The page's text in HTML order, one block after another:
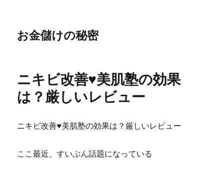
お金儲けの秘密
ニキビ改善♥美肌塾の効果
は？厳しいレビュー
ニキビ改善♥美肌塾の効果は？厳しいレビュー
ここ最近、すいぶん話題になっている